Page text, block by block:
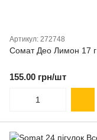
Артикул: 272748
Сомат Део Лимон 17 г
155.00 грн/шт